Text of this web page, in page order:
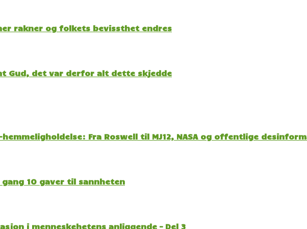
rakner og folkets bevissthet endres
Gud, det var derfor alt dette skjedde
hemmeligholdelse: Fra Roswell til MJ12, NASA og offentlige
10 gaver til sannheten
i menneskehetens anliggende – Del 3